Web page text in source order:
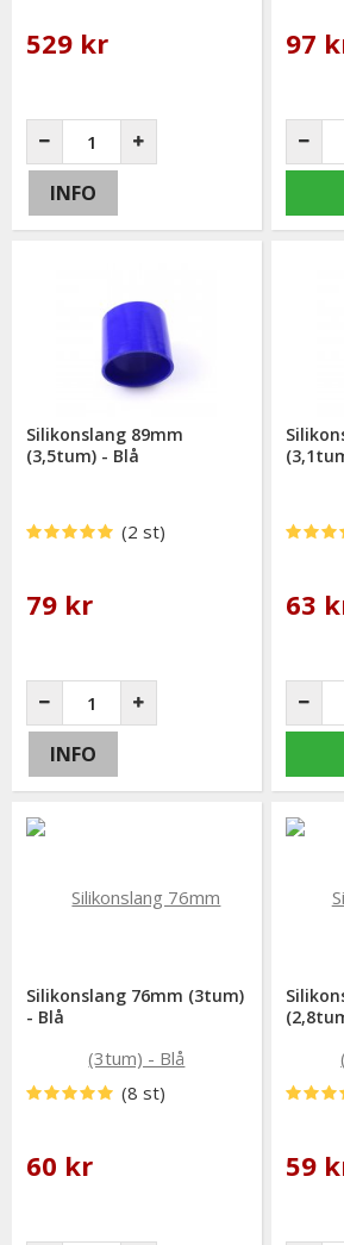
529 kr
INFO
97
Silikonslang 89mm
(3,5tum) - Blå
(2 st)
79 kr
INFO
63
Silikonslang 76mm (3tum)
- Blå
(8 st)
60 kr 59